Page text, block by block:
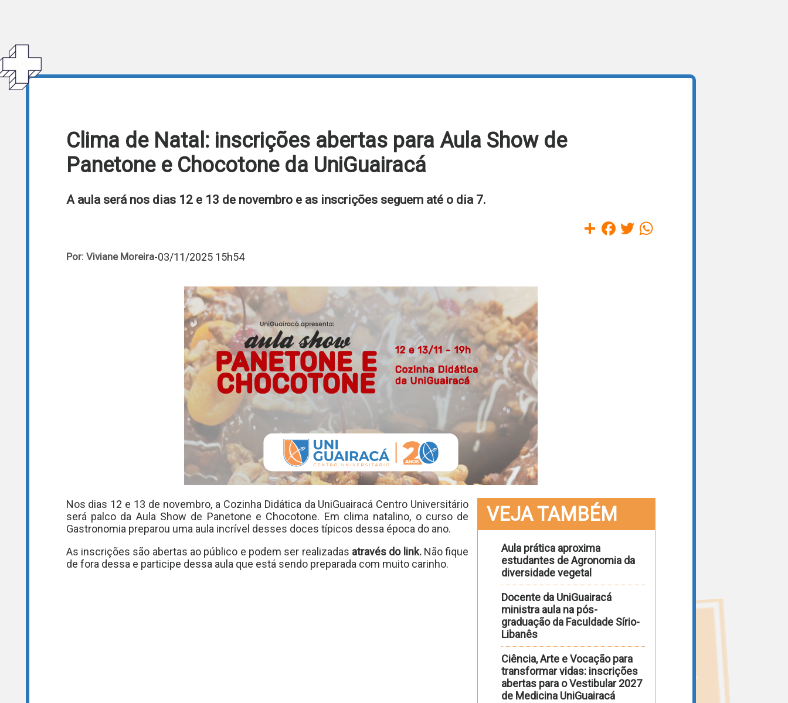
Clima de Natal: inscrições abertas para Aula Show de
Panetone e Chocotone da UniGuairacá
A aula será nos dias 12 e 13 de novembro e as inscrições seguem até o dia 7.
Compartilhar
Facebook
Twitter
Por: Viviane Moreira-03/11/2025 15h54
VEJA TAMBÉM
Aula prática aproxima
estudantes de Agronomia da
diversidade vegetal
Docente da UniGuairacá
ministra aula na pós-
graduação da Faculdade Sírio-
Libanês
Ciência, Arte e Vocação para
transformar vidas: inscrições
abertas para o Vestibular 2027
de Medicina UniGuairacá
Nos dias 12 e 13 de novembro, a Cozinha Didática da UniGuairacá Centro Universitário
será palco da Aula Show de Panetone e Chocotone. Em clima natalino, o curso de
Gastronomia preparou uma aula incrível desses doces típicos dessa época do ano.
As inscrições são abertas ao público e podem ser realizadas através do link.Não fique
de fora dessa e participe dessa aula que está sendo preparada com muito carinho.